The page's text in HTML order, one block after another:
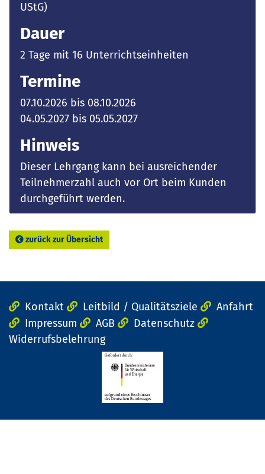
UStG)
Dauer
2 Tage mit 16 Unterrichtseinheiten
Termine
07.10.2026 bis 08.10.2026
04.05.2027 bis 05.05.2027
Hinweis
Dieser Lehrgang kann bei ausreichender
Teilnehmerzahl auch vor Ort beim Kunden
durchgeführt werden.
zurück zur Übersicht
Kontakt Leitbild / Qualitätsziele
Anfahrt
Impressum
AGB
Datenschutz
Widerrufsbelehrung